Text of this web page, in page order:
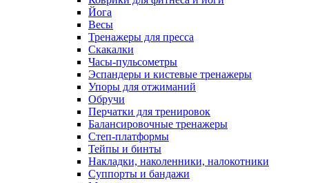
Йога
Весы
Тренажеры для пресса
Скакалки
Часы-пульсометры
Эспандеры и кистевые тренажеры
Упоры для отжиманий
Обручи
Перчатки для тренировок
Балансировочные тренажеры
Степ-платформы
Тейпы и бинты
Накладки, наколенники, налокотники
Суппорты и бандажи